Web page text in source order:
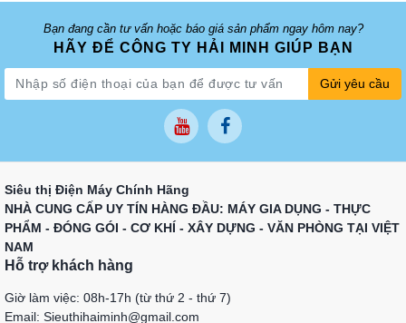
Bạn đang cần tư vấn hoặc báo giá sản phẩm ngay hôm nay?
HÃY ĐỂ CÔNG TY HẢI MINH GIÚP BẠN
Gửi yêu cầu
Siêu thị Điện Máy Chính Hãng
NHÀ CUNG CẤP UY TÍN HÀNG ĐẦU: MÁY GIA DỤNG - THỰC
PHẨM - ĐÓNG GÓI - CƠ KHÍ - XÂY DỰNG - VĂN PHÒNG TẠI VIỆT
NAM
Hỗ trợ khách hàng
Giờ làm việc: 08h-17h (từ thứ 2 - thứ 7)
Email: Sieuthihaiminh@gmail.com